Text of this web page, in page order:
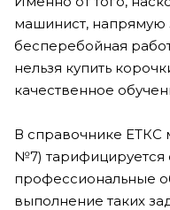
машинист, напрямую
бесперебойная
нельзя купить
качественное
В справочнике ЕТКС
№7) тарифицируется
профессиональные
выполнение таких